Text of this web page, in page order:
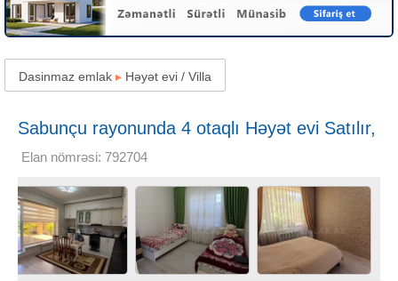
Dasinmaz emlak ▸ Həyət evi / Villa
Sabunçu rayonunda 4 otaqlı Həyət evi Satılır,
130 m²
Elan nömrəsi: 792704